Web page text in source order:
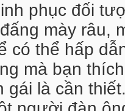
phục đối
mày râu,
có thể hấp
mà bạn
gái là cần